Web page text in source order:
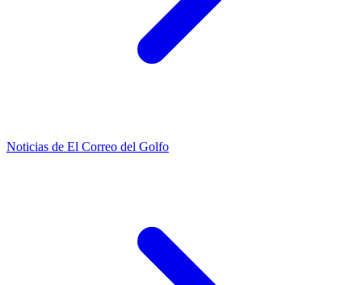
Noticias de El Correo del Golfo